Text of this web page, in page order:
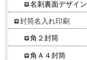
名刺裏面デザイン
封筒名入れ印刷
角２封筒
角Ａ４封筒